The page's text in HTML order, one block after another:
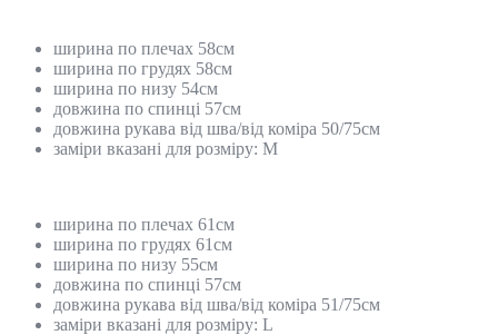
ширина по плечах 58см
ширина по грудях 58см
ширина по низу 54см
довжина по спинці 57см
довжина рукава від шва/від коміра 50/75см
заміри вказані для розміру: М
ширина по плечах 61см
ширина по грудях 61см
ширина по низу 55см
довжина по спинці 57см
довжина рукава від шва/від коміра 51/75см
заміри вказані для розміру: L